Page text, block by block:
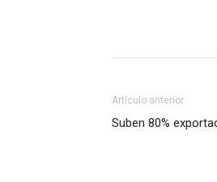
Artículo anterior
Suben 80%